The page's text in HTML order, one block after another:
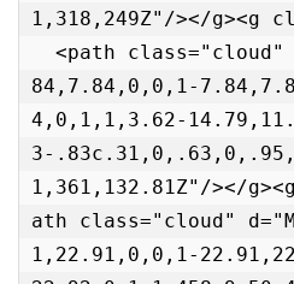
1,318,249Z"/></g><g
84,7.84,0,0,1-
4,0,1,1,3.62-
3-
1,361,132.81Z"/></
ath class="cloud"
1,22.91,0,0,1-